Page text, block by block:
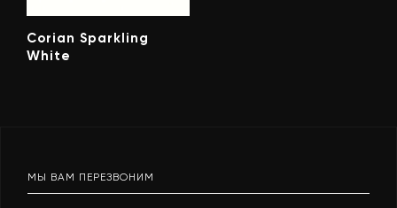
Corian Sparkling
White
МЫ ВАМ ПЕРЕЗВОНИМ